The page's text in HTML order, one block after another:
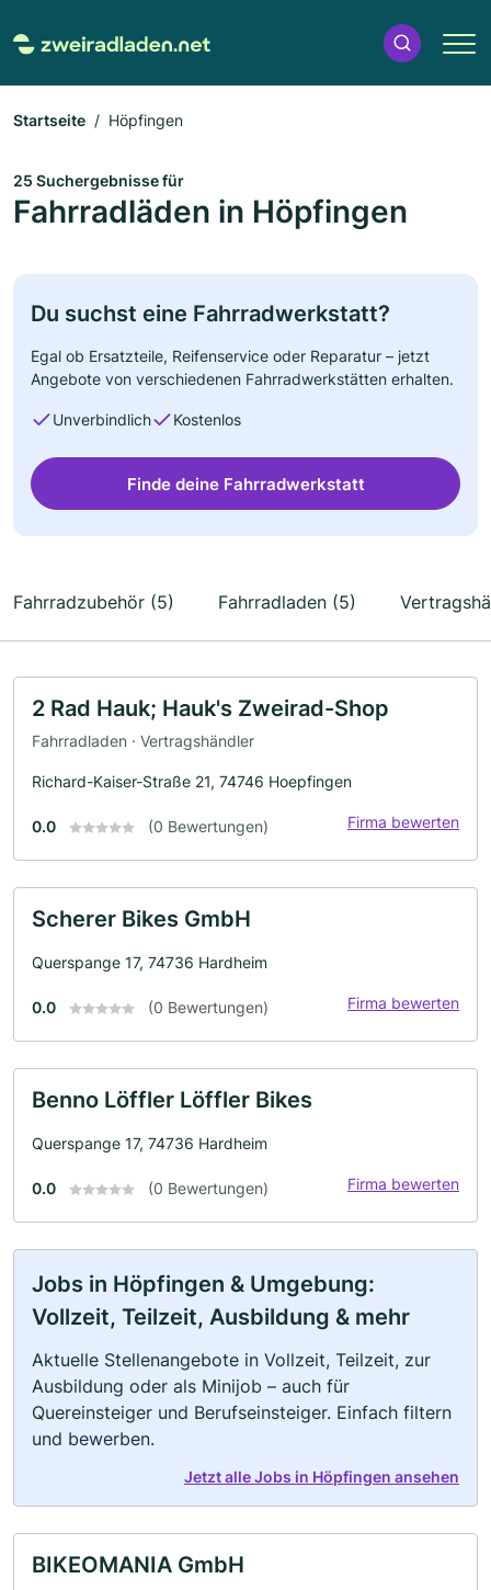
Startseite Höpfingen
25 Suchergebnisse für
Fahrradläden in Höpfingen
Du suchst eine Fahrradwerkstatt?
Egal ob Ersatzteile, Reifenservice oder Reparatur – jetzt
Angebote von verschiedenen Fahrradwerkstätten erhalten.
Unverbindlich Kostenlos
Finde deine Fahrradwerkstatt
Fahrradzubehör (5) Fahrradladen (5)
2 Rad Hauk; Hauk's Zweirad-Shop
Fahrradladen · Vertragshändler
Richard-Kaiser-Straße 21, 74746 Hoepfingen
0.0 (0 Bewertungen) Firma bewerten
Scherer Bikes GmbH
Querspange 17, 74736 Hardheim
0.0 (0 Bewertungen) Firma bewerten
Benno Löffler Löffler Bikes
Querspange 17, 74736 Hardheim
0.0 (0 Bewertungen) Firma bewerten
Jobs in Höpfingen & Umgebung:
Vollzeit, Teilzeit, Ausbildung & mehr
Aktuelle Stellenangebote in Vollzeit, Teilzeit, zur
Ausbildung oder als Minijob – auch für
Quereinsteiger und Berufseinsteiger. Einfach filtern
und bewerben.
Jetzt alle Jobs in Höpfingen ansehen
BIKEOMANIA GmbH